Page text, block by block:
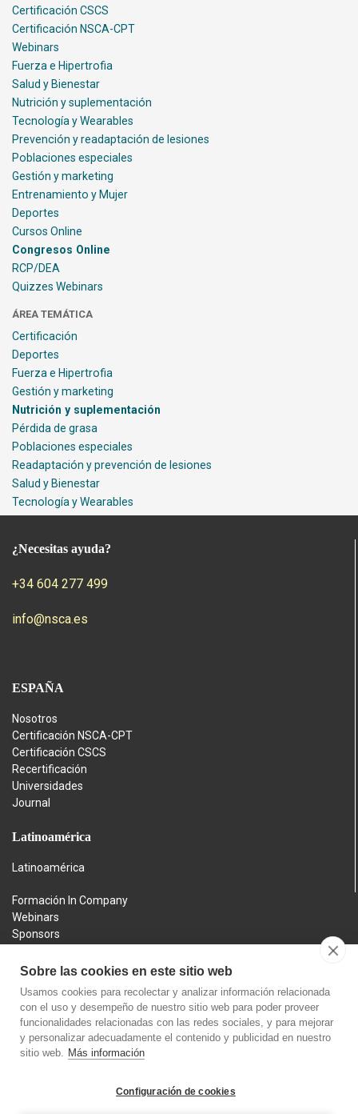
Certificación CSCS
Certificación NSCA-CPT
Webinars
Fuerza e Hipertrofia
Salud y Bienestar
Nutrición y suplementación
Tecnología y Wearables
Prevención y readaptación de lesiones
Poblaciones especiales
Gestión y marketing
Entrenamiento y Mujer
Deportes
Cursos Online
Congresos Online
RCP/DEA
Quizzes Webinars
ÁREA TEMÁTICA
Certificación
Deportes
Fuerza e Hipertrofia
Gestión y marketing
Nutrición y suplementación
Pérdida de grasa
Poblaciones especiales
Readaptación y prevención de lesiones
Salud y Bienestar
Tecnología y Wearables
¿Necesitas ayuda?
+34 604 277 499
info@nsca.es
ESPAÑA
Nosotros
Certificación NSCA-CPT
Certificación CSCS
Recertificación
Universidades
Journal
Latinoamérica
Latinoamérica
Formación In Company
Webinars
Sponsors
Aviso legal
Política de privacidad
Política de cookies
Política de devoluciones
Sobre las cookies en este sitio web
Usamos cookies para recolectar y analizar información relacionada
con el uso y desempeño de nuestro sitio web para poder proveer
funcionalidades relacionadas con las redes sociales, y para mejorar
y personalizar adecuadamente el contenido y publicidad en nuestro
sitio web. Más información
Configuración de cookies